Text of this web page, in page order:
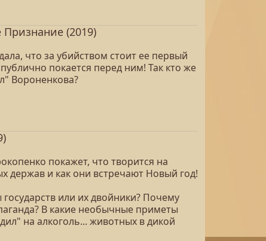
(2019)
что за убийством стоит ее первый
покается перед ним! Так кто же
Вороненкова?
покажет, что творится на
держав и как они встречают Новый год!
или их двойники? Почему
В какие необычные приметы
на алкоголь... животных в дикой